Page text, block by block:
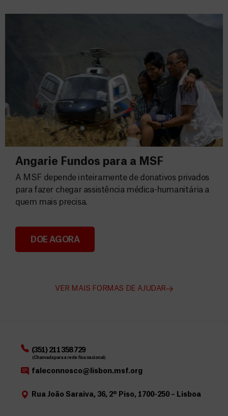
Angarie Fundos para a MSF
Angarie Fundos para a MSF
A MSF depende inteiramente de donativos privados
para fazer chegar assistência médica-humanitária a
quem mais precisa.
DOE AGORA
VER MAIS FORMAS DE AJUDAR
(351) 211 358 729
(Chamada para a rede fixa nacional)
faleconnosco@lisbon.msf.org
Rua João Saraiva, 36, 2º Piso, 1700-250 – Lisboa